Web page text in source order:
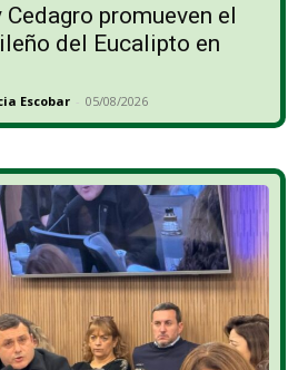
promueven el
del Eucalipto en
Escobar - 05/08/2026